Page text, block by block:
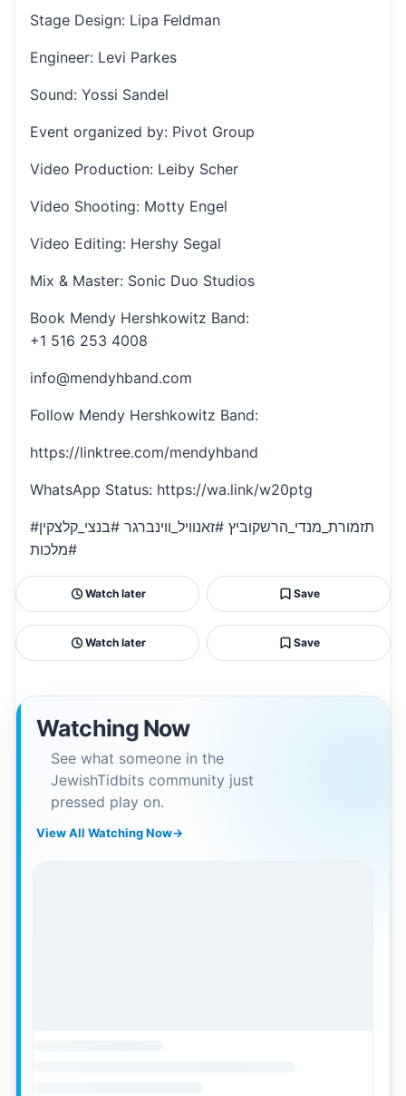
Stage Design: Lipa Feldman
Engineer: Levi Parkes
Sound: Yossi Sandel
Event organized by: Pivot Group
Video Production: Leiby Scher
Video Shooting: Motty Engel
Video Editing: Hershy Segal
Mix & Master: Sonic Duo Studios
Book Mendy Hershkowitz Band:
+1 516 253 4008
info@mendyhband.com
Follow Mendy Hershkowitz Band:
https://linktree.com/mendyhband
WhatsApp Status: https://wa.link/w20ptg
#תזמורת_מנדי_הרשקוביץ #זאנוויל_ווינברגר #בנצי_קלצקין
#מלכות
Watch later Save
Watch later Save
Watching Now
See what someone in the
JewishTidbits community just
pressed play on.
View All Watching Now→